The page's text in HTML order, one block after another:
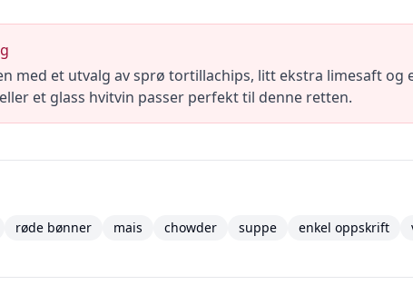
med et utvalg av sprø tortillachips, litt ekstra limesaft
et glass hvitvin passer perfekt til denne retten.
røde bønner mais chowder suppe enkel oppskrift